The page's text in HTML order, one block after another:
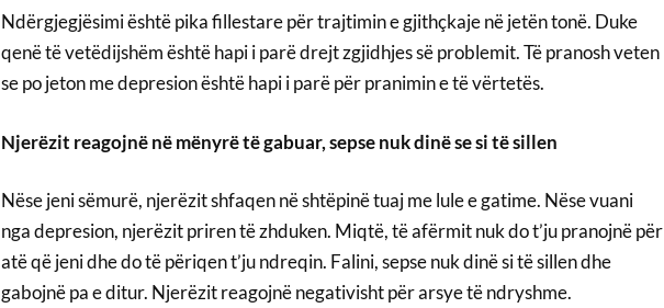
Ndërgjegjësimi është pika fillestare për trajtimin e gjithçkaje në jetën tonë. Duke
qenë të vetëdijshëm është hapi i parë drejt zgjidhjes së problemit. Të pranosh veten
se po jeton me depresion është hapi i parë për pranimin e të vërtetës.
Njerëzit reagojnë në mënyrë të gabuar, sepse nuk dinë se si të sillen
Nëse jeni sëmurë, njerëzit shfaqen në shtëpinë tuaj me lule e gatime. Nëse vuani
nga depresion, njerëzit priren të zhduken. Miqtë, të afërmit nuk do t’ju pranojnë për
atë që jeni dhe do të përiqen t’ju ndreqin. Falini, sepse nuk dinë si të sillen dhe
gabojnë pa e ditur. Njerëzit reagojnë negativisht për arsye të ndryshme.